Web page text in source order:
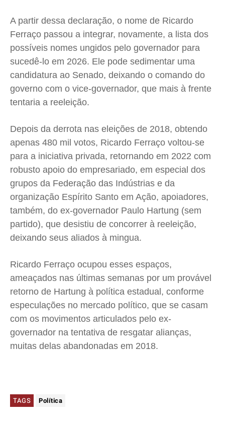
A partir dessa declaração, o nome de Ricardo
Ferraço passou a integrar, novamente, a lista dos
possíveis nomes ungidos pelo governador para
sucedê-lo em 2026. Ele pode sedimentar uma
candidatura ao Senado, deixando o comando do
governo com o vice-governador, que mais à frente
tentaria a reeleição.
Depois da derrota nas eleições de 2018, obtendo
apenas 480 mil votos, Ricardo Ferraço voltou-se
para a iniciativa privada, retornando em 2022 com
robusto apoio do empresariado, em especial dos
grupos da Federação das Indústrias e da
organização Espírito Santo em Ação, apoiadores,
também, do ex-governador Paulo Hartung (sem
partido), que desistiu de concorrer à reeleição,
deixando seus aliados à mingua.
Ricardo Ferraço ocupou esses espaços,
ameaçados nas últimas semanas por um provável
retorno de Hartung à política estadual, conforme
especulações no mercado político, que se casam
com os movimentos articulados pelo ex-
governador na tentativa de resgatar alianças,
muitas delas abandonadas em 2018.
TAGS Política